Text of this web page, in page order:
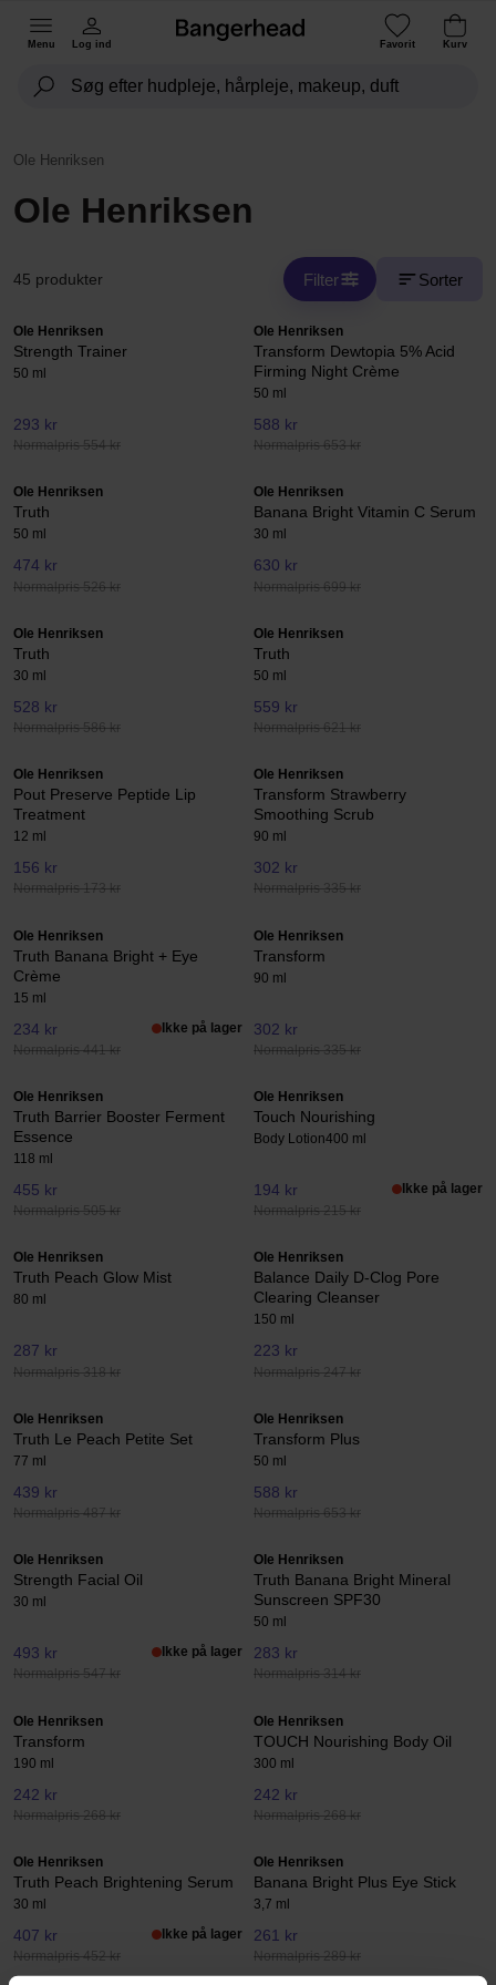
Menu Log ind Favorit Kurv
Ole Henriksen
Ole Henriksen
45 produkter Filter Sorter
Ole Henriksen
Strength Trainer
50 ml
293 kr
Normalpris 554 kr
Ole Henriksen
Transform Dewtopia 5% Acid
Firming Night Crème
50 ml
588 kr
Normalpris 653 kr
Ole Henriksen
Truth
50 ml
474 kr
Normalpris 526 kr
Ole Henriksen
Banana Bright Vitamin C Serum
30 ml
630 kr
Normalpris 699 kr
Ole Henriksen
Truth
30 ml
528 kr
Normalpris 586 kr
Ole Henriksen
Truth
50 ml
559 kr
Normalpris 621 kr
Ole Henriksen
Pout Preserve Peptide Lip
Treatment
12 ml
156 kr
Normalpris 173 kr
Ole Henriksen
Transform Strawberry
Smoothing Scrub
90 ml
302 kr
Normalpris 335 kr
Ole Henriksen
Truth Banana Bright + Eye
Crème
15 ml
234 kr
Normalpris 441 kr
Ikke på lager
Ole Henriksen
Transform
90 ml
302 kr
Normalpris 335 kr
Ole Henriksen
Truth Barrier Booster Ferment
Essence
118 ml
455 kr
Normalpris 505 kr
Ole Henriksen
Touch Nourishing
Body Lotion400 ml
194 kr
Normalpris 215 kr
Ikke på lager
Ole Henriksen
Truth Peach Glow Mist
80 ml
287 kr
Normalpris 318 kr
Ole Henriksen
Balance Daily D-Clog Pore
Clearing Cleanser
150 ml
223 kr
Normalpris 247 kr
Ole Henriksen
Truth Le Peach Petite Set
77 ml
439 kr
Normalpris 487 kr
Ole Henriksen
Transform Plus
50 ml
588 kr
Normalpris 653 kr
Ole Henriksen
Strength Facial Oil
30 ml
493 kr
Normalpris 547 kr
Ikke på lager
Ole Henriksen
Truth Banana Bright Mineral
Sunscreen SPF30
50 ml
283 kr
Normalpris 314 kr
Ole Henriksen
Transform
190 ml
242 kr
Normalpris 268 kr
Ole Henriksen
TOUCH Nourishing Body Oil
300 ml
242 kr
Normalpris 268 kr
Ole Henriksen
Truth Peach Brightening Serum
30 ml
407 kr
Normalpris 452 kr
Ikke på lager
Ole Henriksen
Banana Bright Plus Eye Stick
3,7 ml
261 kr
Normalpris 289 kr